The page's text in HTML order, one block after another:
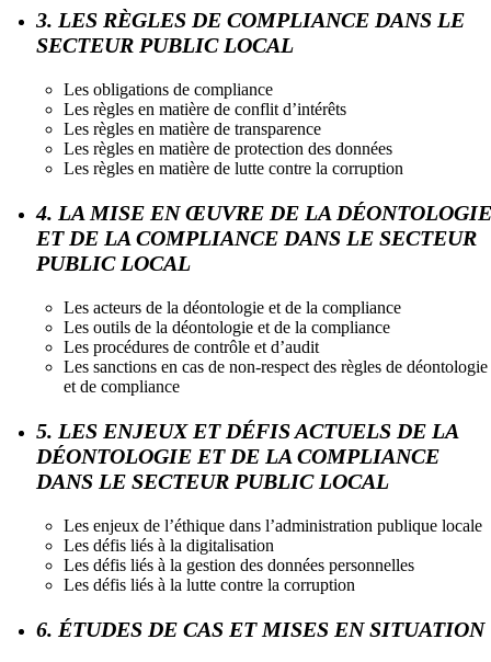
3. LES RÈGLES DE COMPLIANCE DANS LE
SECTEUR PUBLIC LOCAL
Les obligations de compliance
Les règles en matière de conflit d’intérêts
Les règles en matière de transparence
Les règles en matière de protection des données
Les règles en matière de lutte contre la corruption
4. LA MISE EN ŒUVRE DE LA DÉONTOLOGIE
ET DE LA COMPLIANCE DANS LE SECTEUR
PUBLIC LOCAL
Les acteurs de la déontologie et de la compliance
Les outils de la déontologie et de la compliance
Les procédures de contrôle et d’audit
Les sanctions en cas de non-respect des règles de déontologie
et de compliance
5. LES ENJEUX ET DÉFIS ACTUELS DE LA
DÉONTOLOGIE ET DE LA COMPLIANCE
DANS LE SECTEUR PUBLIC LOCAL
Les enjeux de l’éthique dans l’administration publique locale
Les défis liés à la digitalisation
Les défis liés à la gestion des données personnelles
Les défis liés à la lutte contre la corruption
6. ÉTUDES DE CAS ET MISES EN SITUATION